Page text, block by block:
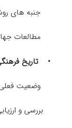
جنبه های
مطالعات
• تاریخ
وضعیت فعلی
بررسی و